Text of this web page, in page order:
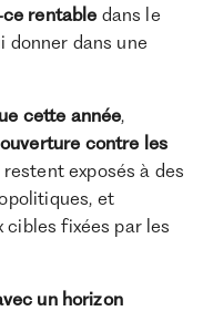
ce rentable dans le
donner dans une
cette année,
contre les
exposés à des
et
cibles fixées par les
un horizon